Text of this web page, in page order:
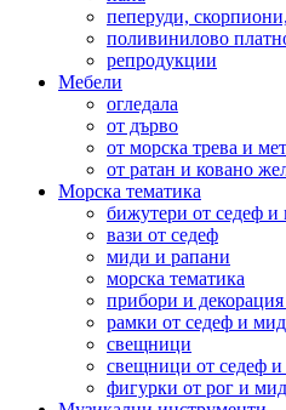
пеперуди,
поливинилово
репродукции
Мебели
огледала
от дърво
от морска трева и
от ратан и ковано
Морска тематика
бижутери от седеф и
вази от седеф
миди и рапани
морска тематика
прибори и декорация
рамки от седеф и
свещници
свещници от седеф
фигурки от рог и